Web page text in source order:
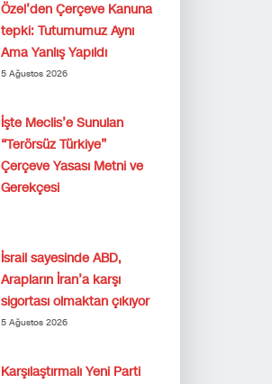
Özel’den Çerçeve Kanuna
tepki: Tutumumuz Aynı
Ama Yanlış Yapıldı
5 Ağustos 2026
İşte Meclis’e Sunulan
“Terörsüz Türkiye”
Çerçeve Yasası Metni ve
Gerekçesi
İsrail sayesinde ABD,
Arapların İran’a karşı
sigortası olmaktan çıkıyor
5 Ağustos 2026
Karşılaştırmalı Yeni Parti